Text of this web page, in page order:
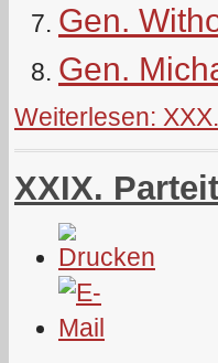
Gen.
Gen.
Weiterlesen:
XXIX.